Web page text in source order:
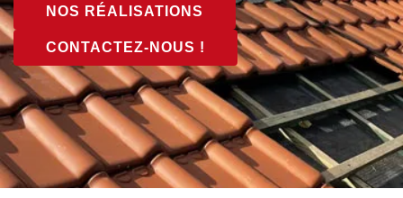
NOS RÉALISATIONS
CONTACTEZ-NOUS !